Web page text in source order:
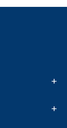
+
+